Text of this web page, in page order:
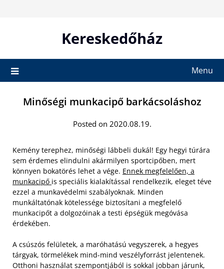
Kereskedőház
Menu
Minőségi munkacipő barkácsoláshoz
Posted on 2020.08.19.
Kemény terephez, minőségi lábbeli dukál! Egy hegyi túrára
sem érdemes elindulni akármilyen sportcipőben, mert
könnyen bokatörés lehet a vége. Ennek megfelelően, a
munkacipő is speciális kialakítással rendelkezik, eleget téve
ezzel a munkavédelmi szabályoknak. Minden
munkáltatónak kötelessége biztosítani a megfelelő
munkacipőt a dolgozóinak a testi épségük megóvása
érdekében.
A csúszós felületek, a maróhatású vegyszerek, a hegyes
tárgyak, törmelékek mind-mind veszélyforrást jelentenek.
Otthoni használat szempontjából is sokkal jobban járunk,